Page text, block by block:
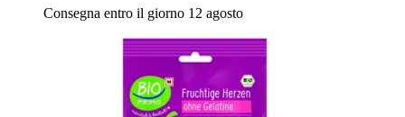
Consegna entro il giorno 12 agosto